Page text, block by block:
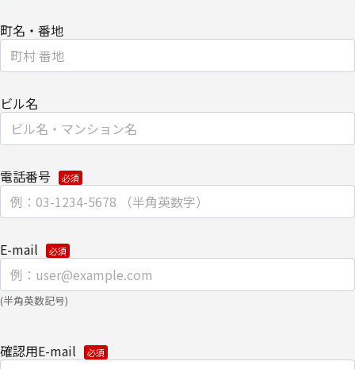
ます。
【委託先に関して】
機密保持契約を締結し委託先を監督します。
【情報提供の任意性に関して】
個人情報をご提供いただけない場合は、当社からのお問い合わせ対
応/各種情報/サービスをお届けできなくなる場合がございます。
ご提供いただきました個人情報の開示/訂正/削除などを希望される
場合は、下記の【お問い合わせ先】にご連絡ください。また、お手
続きの詳細については、以下をご参照ください。
【安全対策に関して】
町名・番地
ビル名
電話番号
E-mail
(半角英数記号)
確認用E-mail